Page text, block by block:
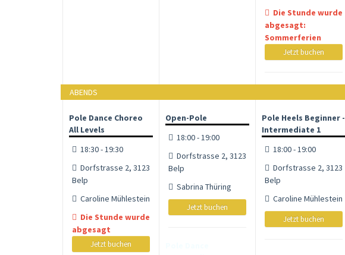
Die Stunde wurde
abgesagt:
Sommerferien
Jetzt buchen
ABENDS
Pole Dance Choreo
All Levels
18:30 - 19:30
Dorfstrasse 2, 3123
Belp
Caroline Mühlestein
Die Stunde wurde
abgesagt
Jetzt buchen
Open-Pole
18:00 - 19:00
Dorfstrasse 2, 3123
Belp
Sabrina Thüring
Jetzt buchen
Pole Heels Beginner -
Intermediate 1
18:00 - 19:00
Dorfstrasse 2, 3123
Belp
Caroline Mühlestein
Jetzt buchen